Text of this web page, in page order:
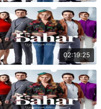
02:19:25